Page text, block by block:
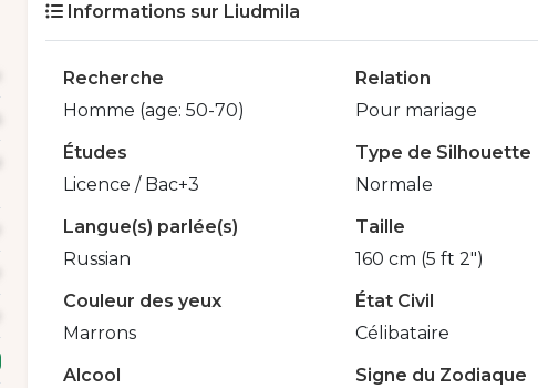
Informations sur Liudmila
Recherche
Homme (age: 50-70)
Relation
Pour mariage
Études
Licence / Bac+3
Type de Silhouette
Normale
Langue(s) parlée(s)
Russian
Taille
160 cm (5 ft 2")
Couleur des yeux
Marrons
État Civil
Célibataire
Alcool
Signe du Zodiaque